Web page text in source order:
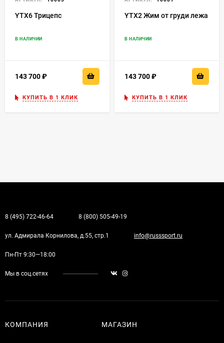
YTX6 Трицепс
В НАЛИЧИИ
143 700
КУПИТЬ В 1 КЛИК
YTX2 Жим от груди лежа
В НАЛИЧИИ
143 700
КУПИТЬ В 1 КЛИК
8 (495) 722-46-64 8 (800) 505-49-19
ул. Адмирала Корнилова, д.55, стр.1 info@russsport.ru
Пн-Пт 9:30—18:00
Мы в соц.сетях
КОМПАНИЯ МАГАЗИН